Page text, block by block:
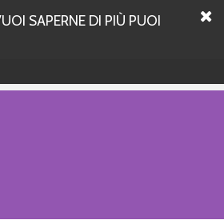
SAPERNE DI PIÙ PUOI